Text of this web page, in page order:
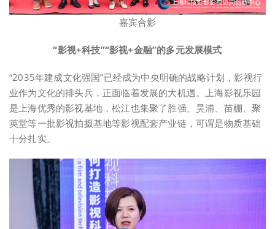
嘉宾合影
“影视+科技”“影视+金融”的多元发展模式
“2035年建成文化强国”已经成为中央明确的战略计划，影视行
业作为文化的排头兵，正面临着发展的大机遇。上海影视乐园
是上海优秀的影视基地，松江也集聚了胜强、昊浦、苗棚、聚
英堂等一批影视拍摄基地等影视配套产业链，可谓是物质基础
十分扎实。